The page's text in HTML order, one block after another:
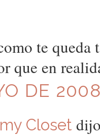
te
que en
DE
Closet